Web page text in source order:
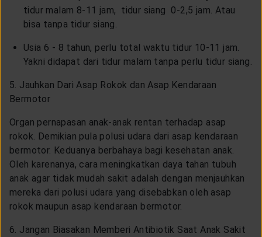
tidur malam 8-11 jam, tidur siang 0-2,5 jam. Atau
bisa tanpa tidur siang.
Usia 6 - 8 tahun, perlu total waktu tidur 10-11 jam.
Yakni didapat dari tidur malam tanpa perlu tidur siang.
5. Jauhkan Dari Asap Rokok dan Asap Kendaraan
Bermotor
Organ pernapasan anak-anak rentan terhadap asap
rokok. Demikian pula polusi udara dari asap kendaraan
bermotor. Keduanya berbahaya bagi kesehatan anak.
Oleh karenanya, cara meningkatkan daya tahan tubuh
anak agar tidak mudah sakit adalah dengan menjauhkan
mereka dari polusi udara yang disebabkan oleh asap
rokok maupun asap kendaraan bermotor.
6. Jangan Biasakan Memberi Antibiotik Saat Anak Sakit